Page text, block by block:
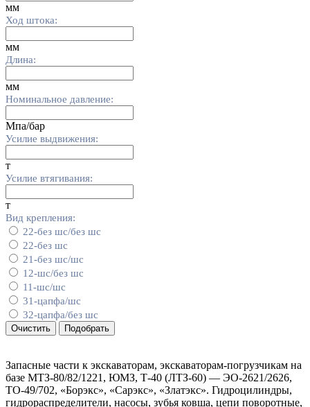
мм
Ход штока:
мм
Длина:
мм
Номинальное давление:
Мпа/бар
Усилие выдвижения:
т
Усилие втягивания:
т
Вид крепления:
22-без шс/без шс
22-без шс
21-без шс/шс
12-шс/без шс
11-шс/шс
31-цапфа/шс
32-цапфа/без шс
Очистить Подобрать
Запасные части к экскаваторам, экскаваторам-погрузчикам на
базе МТЗ-80/82/1221, ЮМЗ, Т-40 (ЛТЗ-60) — ЭО-2621/2626,
ТО-49/702, «Борэкс», «Сарэкс», «Златэкс». Гидроцилиндры,
гидрораспределители, насосы, зубья ковша, цепи поворотные,